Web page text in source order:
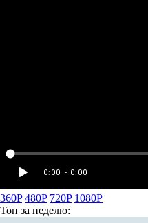
360P 480P 720P 1080P
Топ за неделю: